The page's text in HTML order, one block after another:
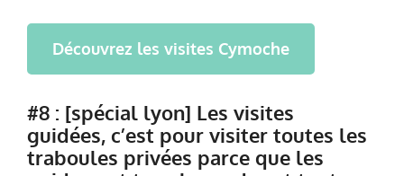
Découvrez les visites Cymoche
#8 : [spécial lyon] Les visites
guidées, c’est pour visiter toutes les
traboules privées parce que les